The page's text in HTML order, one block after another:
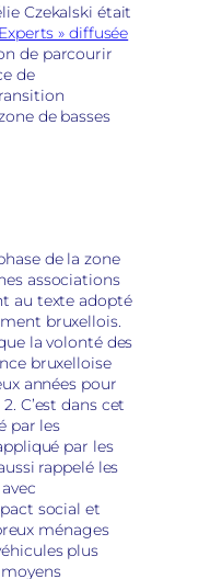
Czekalski était
» diffusée
de parcourir
de
de basses
de la zone
associations
au texte adopté
bruxellois.
la volonté des
bruxelloise
années pour
C’est dans cet
par les
par les
rappelé les
social et
ménages
plus